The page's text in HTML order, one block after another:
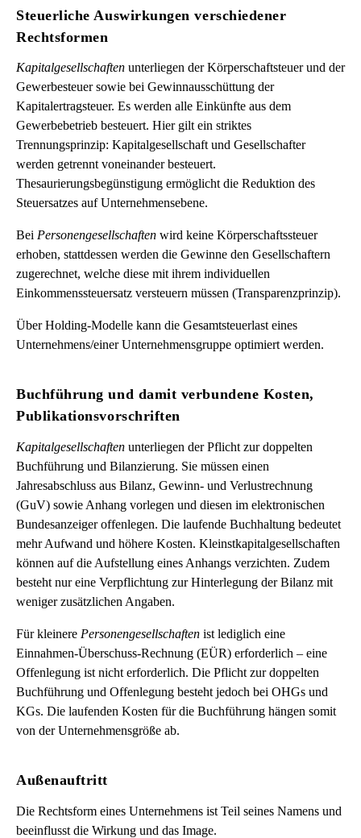
Steuerliche Auswirkungen verschiedener
Rechtsformen
Kapitalgesellschaften unterliegen der Körperschaftsteuer und der
Gewerbesteuer sowie bei Gewinnausschüttung der
Kapitalertragsteuer. Es werden alle Einkünfte aus dem
Gewerbebetrieb besteuert. Hier gilt ein striktes
Trennungsprinzip: Kapitalgesellschaft und Gesellschafter
werden getrennt voneinander besteuert.
Thesaurierungsbegünstigung ermöglicht die Reduktion des
Steuersatzes auf Unternehmensebene.
Bei Personengesellschaften wird keine Körperschaftssteuer
erhoben, stattdessen werden die Gewinne den Gesellschaftern
zugerechnet, welche diese mit ihrem individuellen
Einkommenssteuersatz versteuern müssen (Transparenzprinzip).
Über Holding-Modelle kann die Gesamtsteuerlast eines
Unternehmens/einer Unternehmensgruppe optimiert werden.
Buchführung und damit verbundene Kosten,
Publikationsvorschriften
Kapitalgesellschaften unterliegen der Pflicht zur doppelten
Buchführung und Bilanzierung. Sie müssen einen
Jahresabschluss aus Bilanz, Gewinn- und Verlustrechnung
(GuV) sowie Anhang vorlegen und diesen im elektronischen
Bundesanzeiger offenlegen. Die laufende Buchhaltung bedeutet
mehr Aufwand und höhere Kosten. Kleinstkapitalgesellschaften
können auf die Aufstellung eines Anhangs verzichten. Zudem
besteht nur eine Verpflichtung zur Hinterlegung der Bilanz mit
weniger zusätzlichen Angaben.
Für kleinere Personengesellschaften ist lediglich eine
Einnahmen-Überschuss-Rechnung (EÜR) erforderlich – eine
Offenlegung ist nicht erforderlich. Die Pflicht zur doppelten
Buchführung und Offenlegung besteht jedoch bei OHGs und
KGs. Die laufenden Kosten für die Buchführung hängen somit
von der Unternehmensgröße ab.
Außenauftritt
Die Rechtsform eines Unternehmens ist Teil seines Namens und
beeinflusst die Wirkung und das Image.